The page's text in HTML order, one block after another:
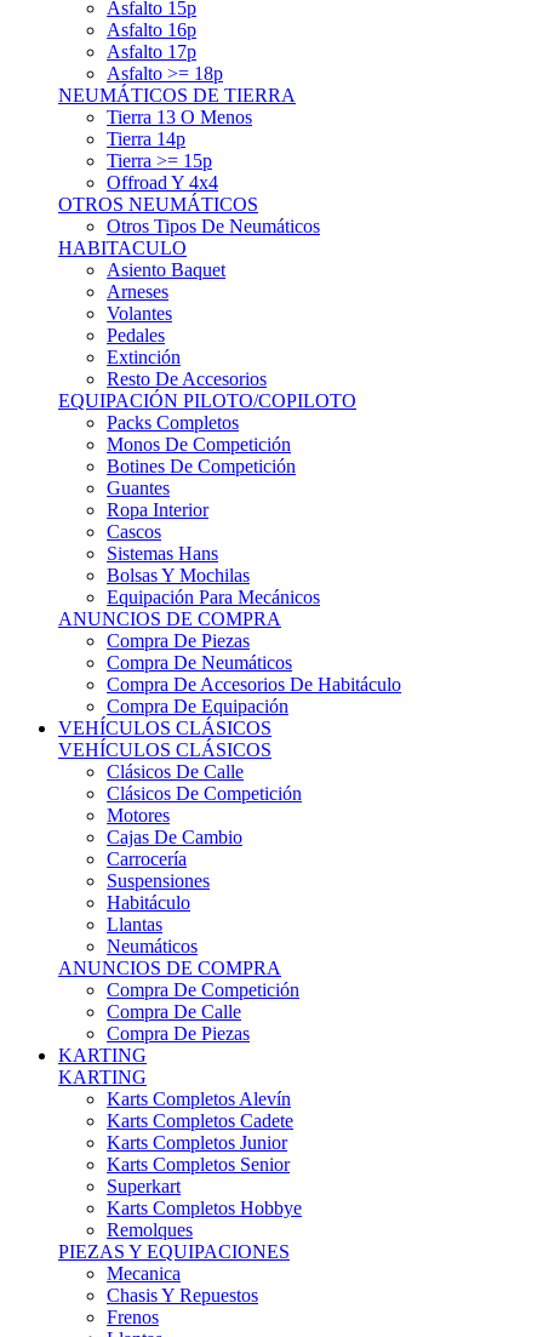
Asfalto 17p
Asfalto >= 18p
NEUMÁTICOS DE TIERRA
Tierra 13 O Menos
Tierra 14p
Tierra >= 15p
Offroad Y 4x4
OTROS NEUMÁTICOS
Otros Tipos De Neumáticos
HABITACULO
Asiento Baquet
Arneses
Volantes
Pedales
Extinción
Resto De Accesorios
EQUIPACIÓN PILOTO/COPILOTO
Packs Completos
Monos De Competición
Botines De Competición
Guantes
Ropa Interior
Cascos
Sistemas Hans
Bolsas Y Mochilas
Equipación Para Mecánicos
ANUNCIOS DE COMPRA
Compra De Piezas
Compra De Neumáticos
Compra De Accesorios De Habitáculo
Compra De Equipación
VEHÍCULOS CLÁSICOS
VEHÍCULOS CLÁSICOS
Clásicos De Calle
Clásicos De Competición
Motores
Cajas De Cambio
Carrocería
Suspensiones
Habitáculo
Llantas
Neumáticos
ANUNCIOS DE COMPRA
Compra De Competición
Compra De Calle
Compra De Piezas
KARTING
KARTING
Karts Completos Alevín
Karts Completos Cadete
Karts Completos Junior
Karts Completos Senior
Superkart
Karts Completos Hobbye
Remolques
PIEZAS Y EQUIPACIONES
Mecanica
Chasis Y Repuestos
Frenos
Llantas
Neumáticos